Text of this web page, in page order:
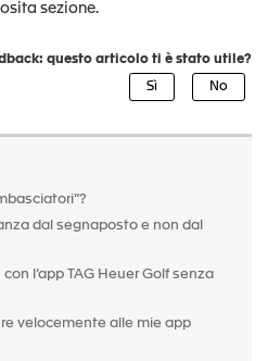
sezione.
questo articolo ti è stato utile?
dal segnaposto e non dal
l’app TAG Heuer Golf senza
velocemente alle mie app